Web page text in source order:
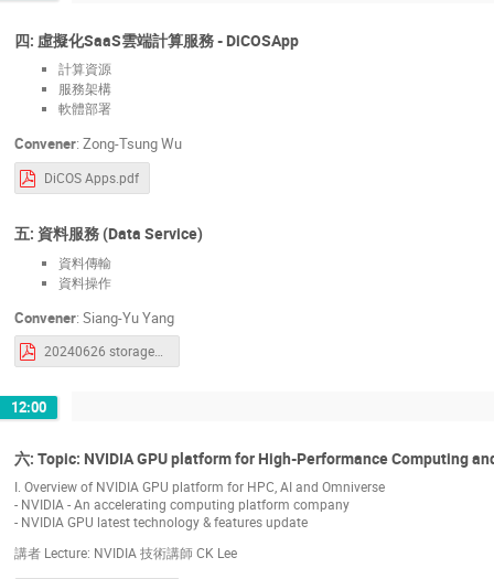
四: 虛擬化SaaS雲端計算服務 - DiCOSApp
計算資源
服務架構
軟體部署
Convener: Zong-Tsung Wu
DiCOS Apps.pdf
五: 資料服務 (Data Service)
資料傳輸
資料操作
Convener: Siang-Yu Yang
20240626 storage_data_transfer.pdf
12:00
六: Topic: NVIDIA GPU platform for High-Performance Computing
I. Overview of NVIDIA GPU platform for HPC, AI and Omniverse
- NVIDIA - An accelerating computing platform company
- NVIDIA GPU latest technology & features update
講者 Lecture: NVIDIA 技術講師 CK Lee